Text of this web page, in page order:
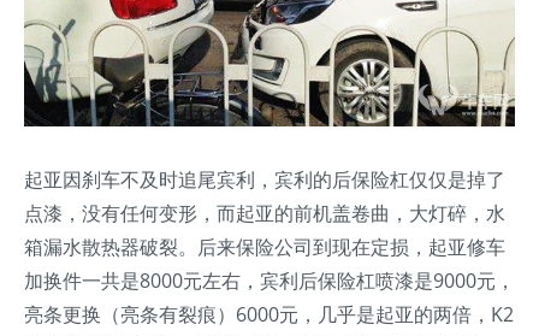
起亚因刹车不及时追尾宾利，宾利的后保险杠仅仅是掉了
点漆，没有任何变形，而起亚的前机盖卷曲，大灯碎，水
箱漏水散热器破裂。后来保险公司到现在定损，起亚修车
加换件一共是8000元左右，宾利后保险杠喷漆是9000元，
亮条更换（亮条有裂痕）6000元，几乎是起亚的两倍，K2